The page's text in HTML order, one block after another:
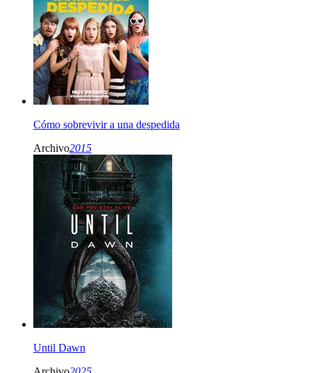
Cómo sobrevivir a una despedida
Archivo2015
Until Dawn